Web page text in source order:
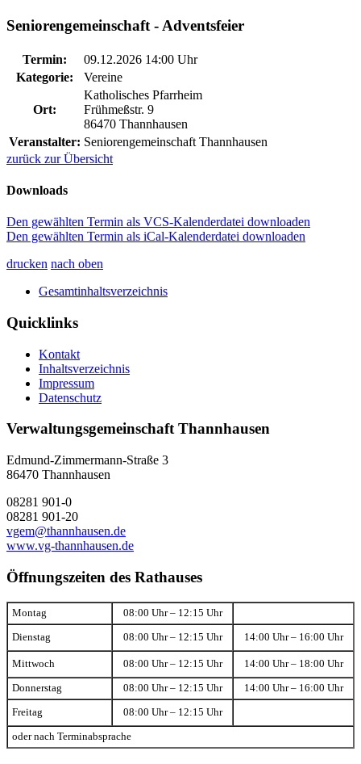
Seniorengemeinschaft - Adventsfeier
Termin:
09.12.2026 14:00 Uhr
Kategorie:
Vereine
Ort:
Katholisches Pfarrheim
Frühmeßstr. 9
86470 Thannhausen
Veranstalter: Seniorengemeinschaft Thannhausen
zurück zur Übersicht
Downloads
Den gewählten Termin als VCS-Kalenderdatei downloaden
Den gewählten Termin als iCal-Kalenderdatei downloaden
drucken nach oben
Gesamtinhaltsverzeichnis
Quicklinks
Kontakt
Inhaltsverzeichnis
Impressum
Datenschutz
Verwaltungsgemeinschaft Thannhausen
Edmund-Zimmermann-Straße 3
86470 Thannhausen
08281 901-0
08281 901-20
vgem@thannhausen.de
www.vg-thannhausen.de
Öffnungszeiten des Rathauses
Montag 08:00 Uhr – 12:15 Uhr
Dienstag 08:00 Uhr – 12:15 Uhr 14:00 Uhr – 16:00 Uhr
Mittwoch 08:00 Uhr – 12:15 Uhr 14:00 Uhr – 18:00 Uhr
Donnerstag 08:00 Uhr – 12:15 Uhr 14:00 Uhr – 16:00 Uhr
Freitag 08:00 Uhr – 12:15 Uhr
oder nach Terminabsprache